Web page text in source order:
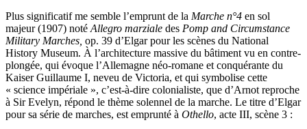
Plus significatif me semble l’emprunt de la Marche n°4 en sol
majeur (1907) noté Allegro marziale des Pomp and Circumstance
Military Marches, op. 39 d’Elgar pour les scènes du National
History Museum. À l’architecture massive du bâtiment vu en contre-
plongée, qui évoque l’Allemagne néo-romane et conquérante du
Kaiser Guillaume I, neveu de Victoria, et qui symbolise cette
« science impériale », c’est-à-dire colonialiste, que d’Arnot reproche
à Sir Evelyn, répond le thème solennel de la marche. Le titre d’Elgar
pour sa série de marches, est emprunté à Othello, acte III, scène 3 :